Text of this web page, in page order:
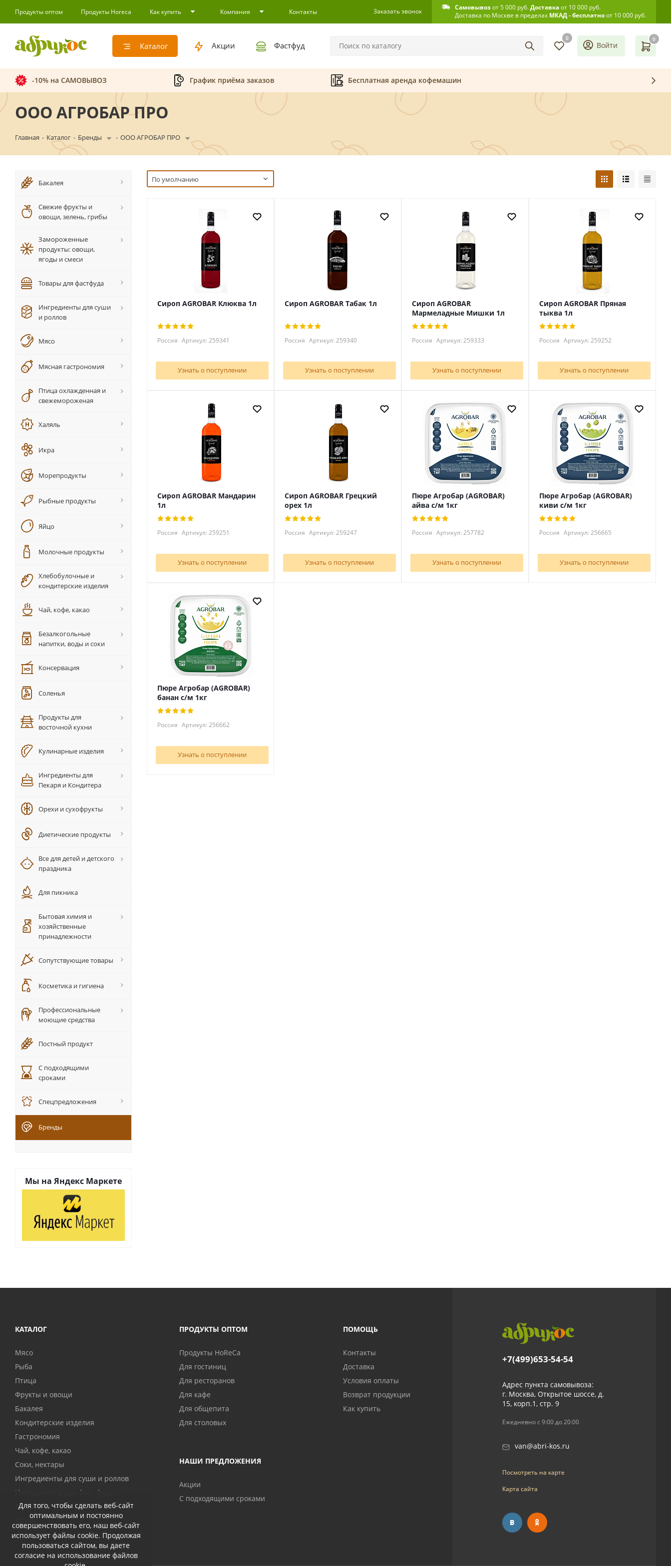
Для того, чтобы сделать веб-сайт
оптимальным и постоянно
совершенствовать его, наш веб-сайт
использует файлы cookie. Продолжая
пользоваться сайтом, вы даете
согласие на использование файлов
Продукты оптом Продукты Horeca Как купить Компания Контакты Заказать звонок Самовывозот 5 000 руб.Доставкаот 10 000 руб.
Доставка по Москве в пределах МКАД - бесплатноот 10 000 руб.
Каталог Акции Фастфуд
0 0
Войти
-10% на САМОВЫВОЗ График приёма заказов Бесплатная аренда кофемашин
ООО АГРОБАР ПРО
Главная - Каталог - Бренды - ООО АГРОБАР ПРО
По умолчанию
Сироп AGROBAR Клюква 1л
Россия Артикул: 259341
Узнать о поступлении
Сироп AGROBAR Табак 1л
Россия Артикул: 259340
Узнать о поступлении
Сироп AGROBAR
Мармеладные Мишки 1л
Россия Артикул: 259333
Узнать о поступлении
Сироп AGROBAR Пряная
тыква 1л
Россия Артикул: 259252
Узнать о поступлении
Сироп AGROBAR Мандарин
1л
Россия Артикул: 259251
Узнать о поступлении
Сироп AGROBAR Грецкий
орех 1л
Россия Артикул: 259247
Узнать о поступлении
Пюре Агробар (AGROBAR)
айва с/м 1кг
Россия Артикул: 257782
Узнать о поступлении
Пюре Агробар (AGROBAR)
киви с/м 1кг
Россия Артикул: 256665
Узнать о поступлении
Пюре Агробар (AGROBAR)
банан с/м 1кг
Россия Артикул: 256662
Узнать о поступлении
Бакалея
Свежие фрукты и
овощи, зелень, грибы
Замороженные
продукты: овощи,
ягоды и смеси
Товары для фастфуда
Ингредиенты для суши
и роллов
Мясо
Мясная гастрономия
Птица охлажденная и
свежемороженая
Халяль
Икра
Морепродукты
Рыбные продукты
Яйцо
Молочные продукты
Хлебобулочные и
кондитерские изделия
Чай, кофе, какао
Безалкогольные
напитки, воды и соки
Консервация
Соленья
Продукты для
восточной кухни
Кулинарные изделия
Ингредиенты для
Пекаря и Кондитера
Орехи и сухофрукты
Диетические продукты
Все для детей и детского
праздника
Для пикника
Бытовая химия и
хозяйственные
принадлежности
Сопутствующие товары
Косметика и гигиена
Профессиональные
моющие средства
Постный продукт
С подходящими
сроками
Спецпредложения
Бренды
Мы на Яндекс Маркете
КАТАЛОГ
Мясо
Рыба
Птица
Фрукты и овощи
Бакалея
Кондитерские изделия
Гастрономия
Чай, кофе, какао
Соки, нектары
Ингредиенты для суши и роллов
Ингредиенты для фаст фуда
Консервы
Крупы
ПРОДУКТЫ ОПТОМ
Продукты HoReCa
Для гостиниц
Для ресторанов
Для кафе
Для общепита
Для столовых
НАШИ ПРЕДЛОЖЕНИЯ
Акции
С подходящими сроками
ПОМОЩЬ
Контакты
Доставка
Условия оплаты
Возврат продукции
Как купить
+7(499)653-54-54
Адрес пункта самовывоза:
г. Москва, Открытое шоссе, д.
15, корп.1, стр. 9
Ежедневно с 9:00 до 20:00
van@abri-kos.ru
Посмотреть на карте
Карта сайта